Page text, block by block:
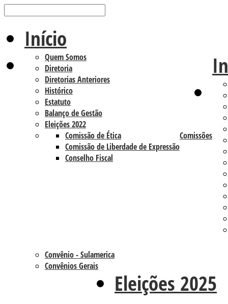
Início
Quem Somos
Diretoria
Diretorias Anteriores
Histórico
Estatuto
Balanço de Gestão
Eleições 2022
Comissões
Comissão de Ética
Comissão de Liberdade de Expressão
Conselho Fiscal
Convênio - Sulamerica
Convênios Gerais
Eleições 2025